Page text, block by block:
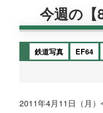
今週の【
鉄道写真 EF64
2011年4月11日（月